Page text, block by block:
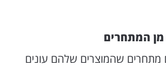
מתחרים שהמוצרים שלהם עונים